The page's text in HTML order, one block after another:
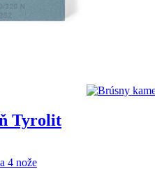
Tyrolit